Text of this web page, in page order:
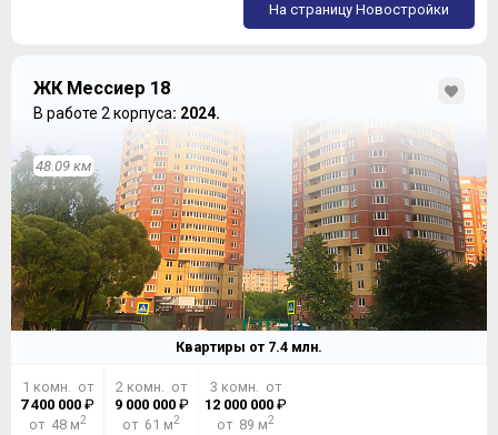
На страницу Новостройки
ЖК Мессиер 18
В работе 2 корпуса: 2024.
48.09 км
Квартиры от 7.4 млн.
1 комн. от
7 400 000 ₽
от 48 м2
2 комн. от
9 000 000₽
от 61 м2
3 комн. от
12 000 000₽
от 89 м2